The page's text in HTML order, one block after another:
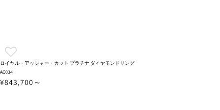
ロイヤル・アッシャー・カット プラチナ ダイヤモンドリング
AC034
¥843,700～